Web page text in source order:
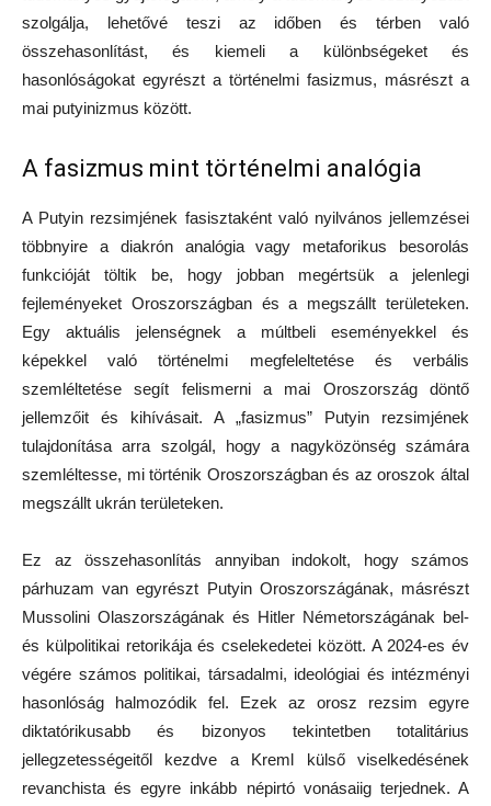
szolgálja, lehetővé teszi az időben és térben való
összehasonlítást, és kiemeli a különbségeket és
hasonlóságokat egyrészt a történelmi fasizmus, másrészt a
mai putyinizmus között.
A fasizmus mint történelmi analógia
A Putyin rezsimjének fasisztaként való nyilvános jellemzései
többnyire a diakrón analógia vagy metaforikus besorolás
funkcióját töltik be, hogy jobban megértsük a jelenlegi
fejleményeket Oroszországban és a megszállt területeken.
Egy aktuális jelenségnek a múltbeli eseményekkel és
képekkel való történelmi megfeleltetése és verbális
szemléltetése segít felismerni a mai Oroszország döntő
jellemzőit és kihívásait. A „fasizmus” Putyin rezsimjének
tulajdonítása arra szolgál, hogy a nagyközönség számára
szemléltesse, mi történik Oroszországban és az oroszok által
megszállt ukrán területeken.
Ez az összehasonlítás annyiban indokolt, hogy számos
párhuzam van egyrészt Putyin Oroszországának, másrészt
Mussolini Olaszországának és Hitler Németországának bel-
és külpolitikai retorikája és cselekedetei között. A 2024-es év
végére számos politikai, társadalmi, ideológiai és intézményi
hasonlóság halmozódik fel. Ezek az orosz rezsim egyre
diktatórikusabb és bizonyos tekintetben totalitárius
jellegzetességeitől kezdve a Kreml külső viselkedésének
revanchista és egyre inkább népirtó vonásaiig terjednek. A